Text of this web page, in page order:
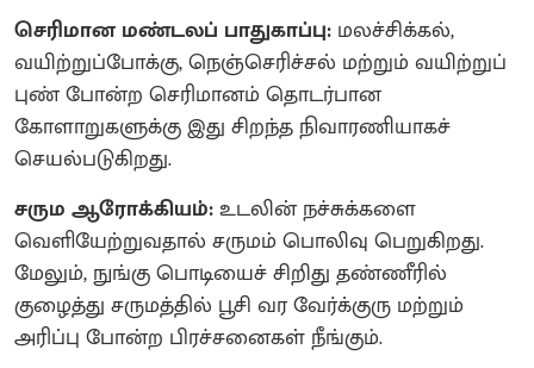
செரிமான மண்டலப் பாதுகாப்பு: மலச்சிக்கல்,
வயிற்றுப்போக்கு, நெஞ்செரிச்சல் மற்றும் வயிற்றுப்
புண் போன்ற செரிமானம் தொடர்பான
கோளாறுகளுக்கு இது சிறந்த நிவாரணியாகச்
செயல்படுகிறது.
சரும ஆரோக்கியம்:உடலின் நச்சுக்களை
வெளியேற்றுவதால் சருமம் பொலிவு பெறுகிறது.
மேலும், நுங்கு பொடியைச் சிறிது தண்ணீரில்
குழைத்து சருமத்தில் பூசி வர வேர்க்குரு மற்றும்
அரிப்பு போன்ற பிரச்சனைகள் நீங்கும்.